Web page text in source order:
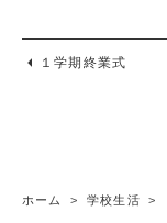
１学期終業式
ホーム > 学校生活 >